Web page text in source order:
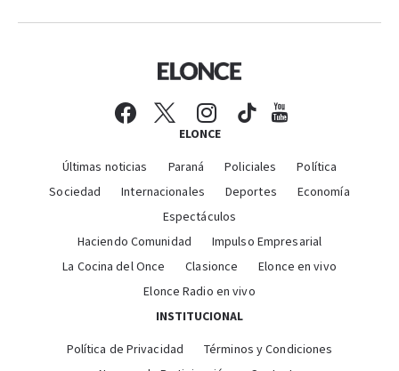
ELONCE
Últimas noticias Paraná Policiales
Política
Sociedad
Internacionales Deportes
Economía
Espectáculos
Haciendo Comunidad
Impulso Empresarial
La Cocina del Once
Clasionce
Elonce en vivo
Elonce Radio en vivo
INSTITUCIONAL
Política de Privacidad
Términos y Condiciones